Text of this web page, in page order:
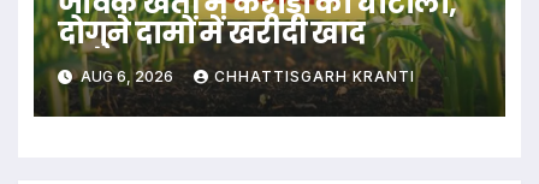
दोगुने दामों में खरीदी खाद
AUG 6, 2026 CHHATTISGARH KRANTI